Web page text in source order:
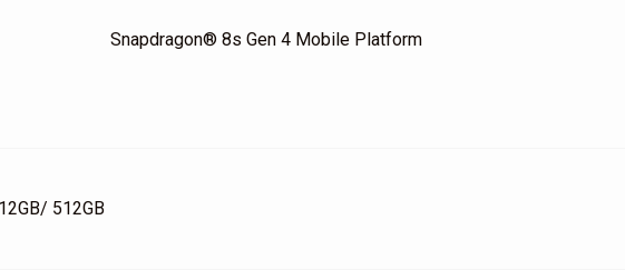
Snapdragon® 8s Gen 4 Mobile Platform
512GB